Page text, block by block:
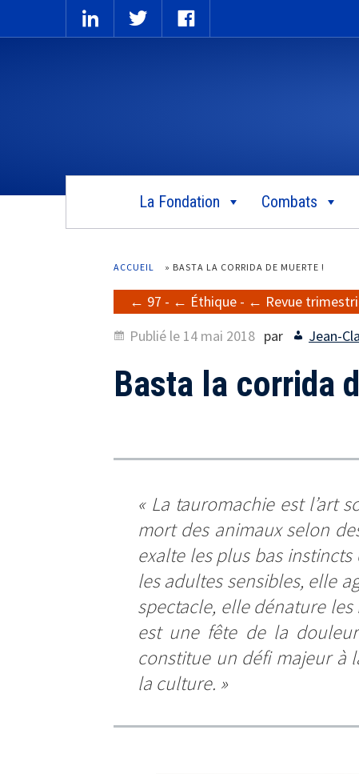
La Fondation Combats
ACCUEIL » BASTA LA CORRIDA DE MUERTE !
97 - Éthique -
Revue
Publié le 14 mai 2018 par Jean-
Basta la corrida
«La tauromachie est l’art
mort des animaux selon
exalte les plus bas
les adultes sensibles, elle
spectacle, elle dénature
est une fête de la
constitue un défi majeur à
la culture. »